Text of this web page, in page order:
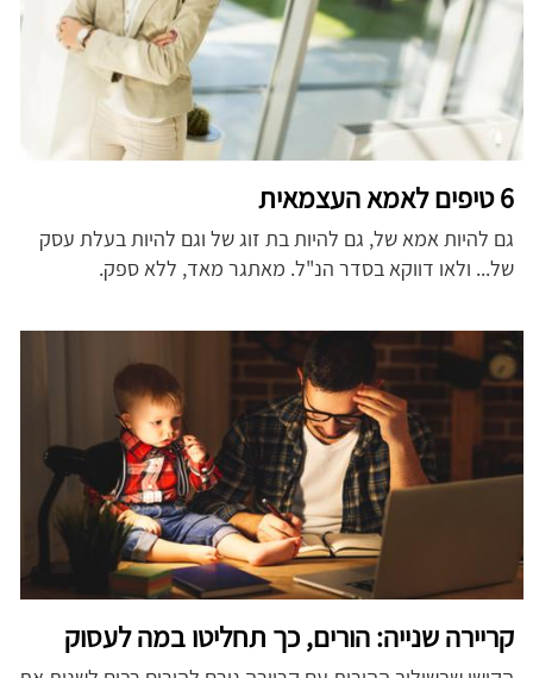
6 טיפים לאמא העצמאית
גם להיות אמא של, גם להיות בת זוג של וגם להיות בעלת עסק
של... ולאו דווקא בסדר הנ"ל. מאתגר מאד, ללא ספק.
קריירה שנייה: הורים, כך תחליטו במה לעסוק